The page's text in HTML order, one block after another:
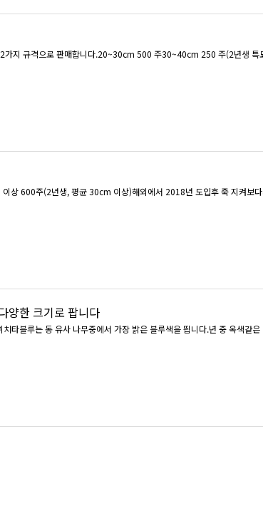
가지 규격으로 판매합니다.20~30cm 500 주 30~40cm 250 주(2년생 특
양한 크기로 팝니다
블루는 동 유사 나무중에서 가장 밝은 블루색을 띕니다.년 중 옥색같은